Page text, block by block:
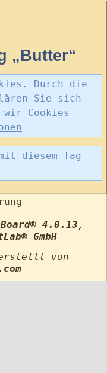
„Butter“
Durch die
Sie sich
Cookies
diesem Tag
4.0.13 ,
GmbH
von